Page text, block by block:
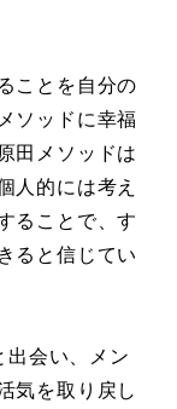
ことを自分の
ソッドに幸福
田メソッドは
人的には考え
ることで、す
ると信じてい
会い、メン
気を取り戻し